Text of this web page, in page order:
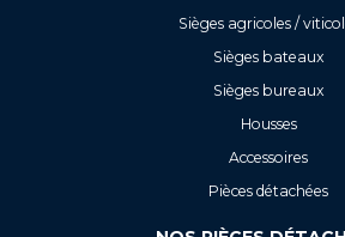
Sièges agricoles /
Sièges bateaux
Sièges bureaux
Housses
Accessoires
Pièces détachées